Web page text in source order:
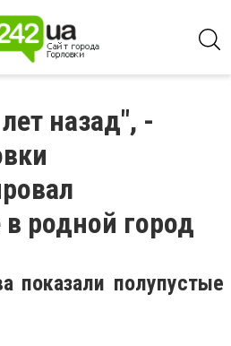
назад", -
родной город
показали полупустые